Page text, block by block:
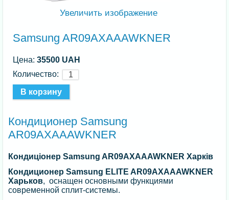
Увеличить изображение
Samsung AR09AXAAAWKNER
Цена:35500 UAH
Количество:
Кондиционер Samsung
AR09AXAAAWKNER
Кондиціонер Samsung AR09AXAAAWKNER Харків
Кондиционер Samsung ELITE AR09AXAAAWKNER
Харьков, оснащен основными функциями
современной сплит-системы.